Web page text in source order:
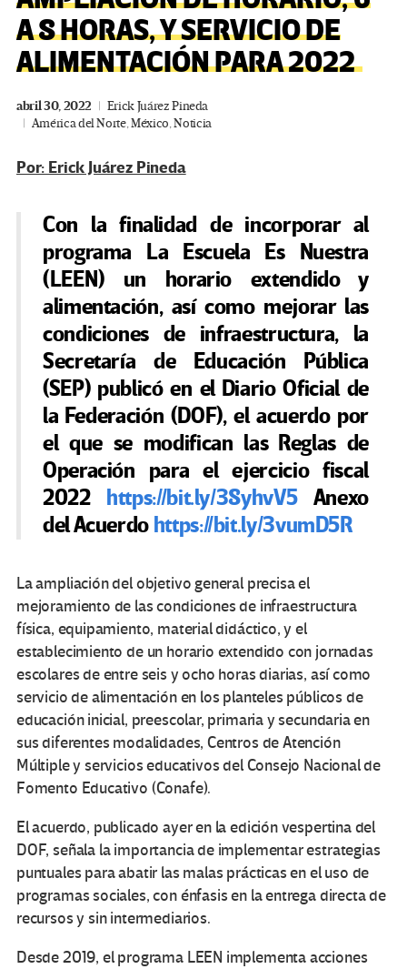
A 8 HORAS, Y SERVICIO DE
ALIMENTACIÓN PARA 2022
abril 30, 2022
Erick Juárez Pineda
América del Norte,México,Noticia
Por: Erick Juárez Pineda
Con la finalidad de incorporar al
programa La Escuela Es Nuestra
(LEEN) un horario extendido y
alimentación, así como mejorar las
condiciones de infraestructura, la
Secretaría de Educación Pública
(SEP) publicó en el Diario Oficial de
la Federación (DOF), el acuerdo por
el que se modifican las Reglas de
Operación para el ejercicio fiscal
2022 https://bit.ly/38yhvV5Anexo
del Acuerdohttps://bit.ly/3vumD5R
La ampliación del objetivo general precisa el
mejoramiento de las condiciones de infraestructura
física, equipamiento, material didáctico, y el
establecimiento de un horario extendido con jornadas
escolares de entre seis y ocho horas diarias, así como
servicio de alimentación en los planteles públicos de
educación inicial, preescolar, primaria y secundaria en
sus diferentes modalidades, Centros de Atención
Múltiple y servicios educativos del Consejo Nacional de
Fomento Educativo (Conafe).
El acuerdo, publicado ayer en la edición vespertina del
DOF, señala la importancia de implementar estrategias
puntuales para abatir las malas prácticas en el uso de
programas sociales, con énfasis en la entrega directa de
recursos y sin intermediarios.
Desde 2019, el programa LEEN implementa acciones